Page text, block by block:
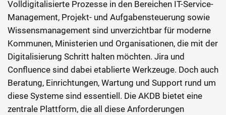
Volldigitalisierte Prozesse in den Bereichen IT-Service-
Management, Projekt- und Aufgabensteuerung sowie
Wissensmanagement sind unverzichtbar für moderne
Kommunen, Ministerien und Organisationen, die mit der
Digitalisierung Schritt halten möchten. Jira und
Confluence sind dabei etablierte Werkzeuge. Doch auch
Beratung, Einrichtungen, Wartung und Support rund um
diese Systeme sind essentiell. Die AKDB bietet eine
zentrale Plattform, die all diese Anforderungen